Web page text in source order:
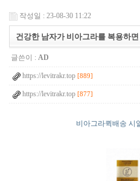
작성일 : 23-08-30 11:22
건강한 남자가 비아그라를 복용하
글쓴이 : AD
https://levitrakr.top [889]
https://levitrakr.top [877]
비아그라퀵배송 시